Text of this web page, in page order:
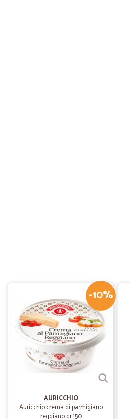
-10%
AURICCHIO
Auricchio crema di parmigiano
reggiano gr.150